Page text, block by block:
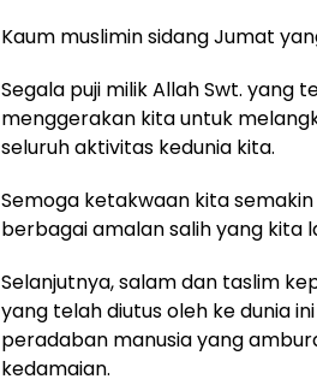
Kaum muslimin sidang Jumat
Segala puji milik Allah Swt.
menggerakan kita untuk
seluruh aktivitas kedunia kita.
Semoga ketakwaan kita
berbagai amalan salih yang kita
Selanjutnya, salam dan taslim
yang telah diutus oleh ke dunia
peradaban manusia yang
kedamaian.